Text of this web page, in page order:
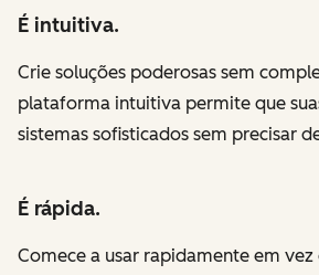
É intuitiva.
Crie soluções poderosas sem
plataforma intuitiva permite que
sistemas sofisticados sem precisar
É rápida.
Comece a usar rapidamente em